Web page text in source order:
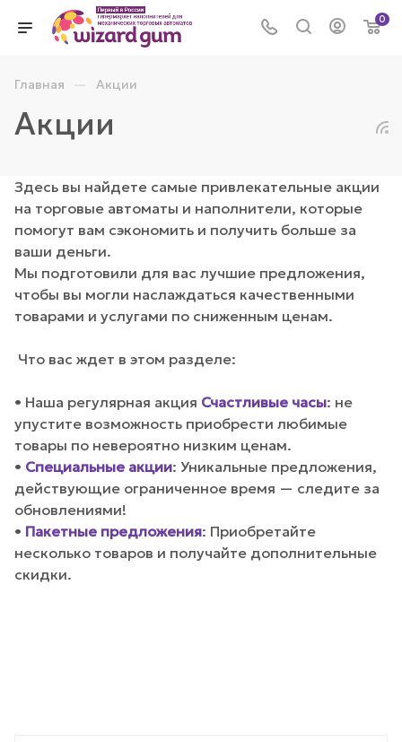
0
Главная — Акции
Акции
Здесь вы найдете самые привлекательные акции
на торговые автоматы и наполнители, которые
помогут вам сэкономить и получить больше за
ваши деньги.
Мы подготовили для вас лучшие предложения,
чтобы вы могли наслаждаться качественными
товарами и услугами по сниженным ценам.
Что вас ждет в этом разделе:
• Наша регулярная акция Счастливые часы: не
упустите возможность приобрести любимые
товары по невероятно низким ценам.
• Специальные акции: Уникальные предложения,
действующие ограниченное время — следите за
обновлениями!
• Пакетные предложения: Приобретайте
несколько товаров и получайте дополнительные
скидки.